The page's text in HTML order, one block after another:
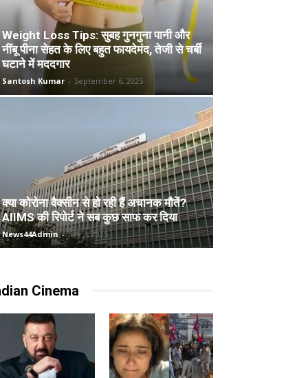
Weight Loss Tips: सुबह गुनगुना पानी और
नींबू पीना सेहत के लिए बहुत फायदेमंद, तेजी से चर्बी
घटाने में मददगार
Santosh Kumar - September 6, 2025
क्या कोरोना वैक्सीन से हो रही हैं अचानक मौतें?
AIIMS की रिपोर्ट ने सब कुछ साफ कर दिया
News44Admin - July 2, 2025
Cinema